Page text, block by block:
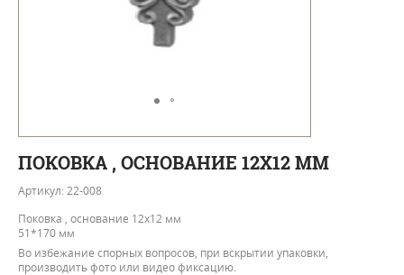
ПОКОВКА , ОСНОВАНИЕ 12Х12 ММ
Артикул: 22-008
Поковка , основание 12х12 мм
51*170 мм
Во избежание спорных вопросов, при вскрытии упаковки,
производить фото или видео фиксацию.